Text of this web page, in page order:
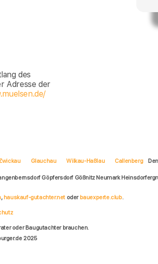
des
Adresse der
Glauchau Wilkau-Haßlau Callenberg
Göpfersdorf Gößnitz Neumark
, hauskauf-gutachter.net oder bauexperte.club.
oder Baugutachter brauchen.
2025